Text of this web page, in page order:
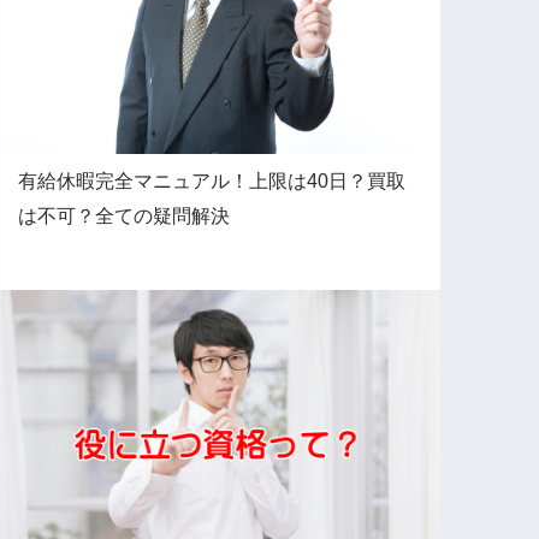
有給休暇完全マニュアル！上限は40日？買取
は不可？全ての疑問解決